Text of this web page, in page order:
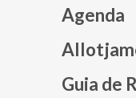
Agenda
Guia de